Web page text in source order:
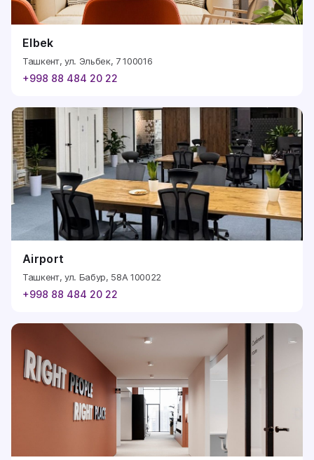
Elbek
Ташкент, ул. Эльбек, 7 100016
+998 88 484 20 22
Airport
Ташкент, ул. Бабур, 58А 100022
+998 88 484 20 22